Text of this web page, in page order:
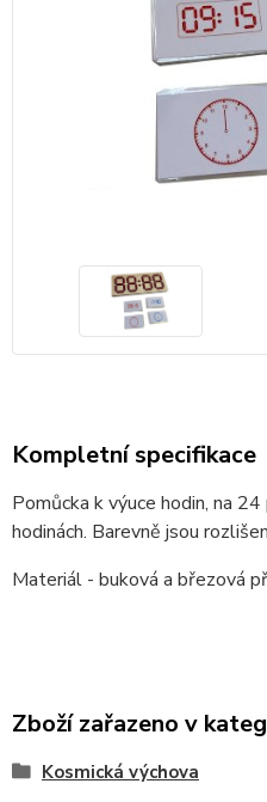
Kompletní specifikace
Pomůcka k výuce hodin, na
hodinách. Barevně jsou
Materiál - buková a březová
Zboží zařazeno v
Kosmická výchova